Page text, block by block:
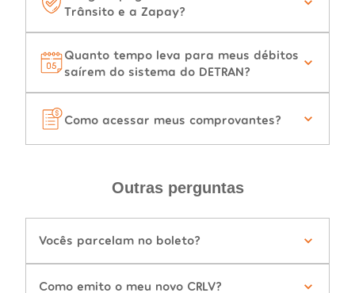
Trânsito e a Zapay?
Quanto tempo leva para meus débitos
saírem do sistema do DETRAN?
Como acessar meus comprovantes?
Outras perguntas
Vocês parcelam no boleto?
Como emito o meu novo CRLV?